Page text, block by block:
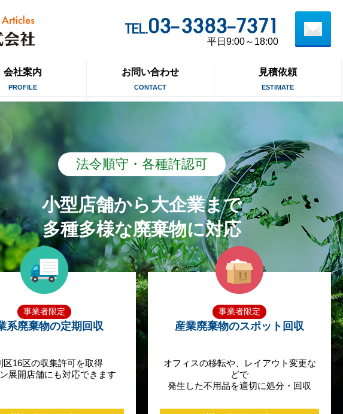
平日9:00～18:00
会社案内
PROFILE
お問い合わせ
CONTACT
見積依頼
ESTIMATE
法令順守・各種許認可
小型店舗から大企業まで
多種多様な廃棄物に対応
事業者限定
系廃棄物の定期回収
区16区の収集許可を取得
展開店舗にも対応できます
事業者限定
産業廃棄物のスポット回収
オフィスの移転や、レイアウト変更な
どで
発生した不用品を適切に処分・回収